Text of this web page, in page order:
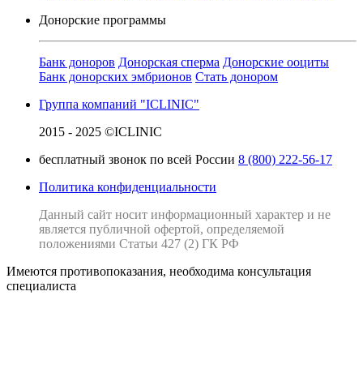
Донорские программы
Банк доноров Донорская сперма Донорские ооциты
Банк донорских эмбрионов Стать донором
Группа компаний "ICLINIC"
2015 - 2025 ©ICLINIC
бесплатный звонок по всей России 8 (800) 222-56-17
Политика конфиденциальности
Данный сайт носит информационный характер и не
является публичной офертой, определяемой
положениями Статьи 427 (2) ГК РФ
Имеются противопоказания, необходима консультация
специалиста